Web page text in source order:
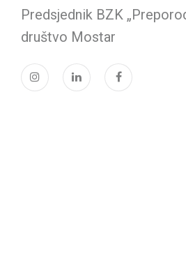
Predsjednik BZK
društvo Mostar